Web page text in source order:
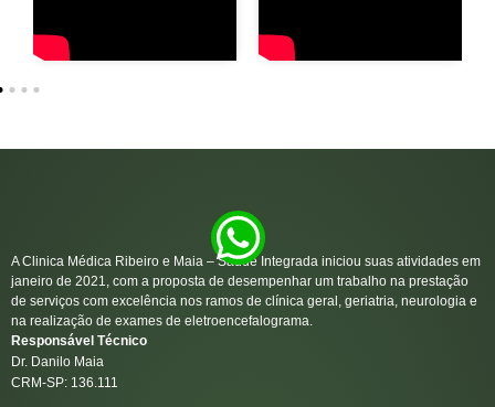
A Clinica Médica Ribeiro e Maia – Saúde Integrada iniciou suas atividades em
janeiro de 2021, com a proposta de desempenhar um trabalho na prestação
de serviços com excelência nos ramos de clínica geral, geriatria, neurologia e
na realização de exames de eletroencefalograma.
Responsável Técnico
Dr. Danilo Maia
CRM-SP: 136.111